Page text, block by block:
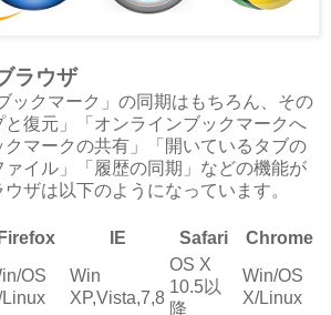
ラウザ
ックマーク」の同期はもちろん、その
復元」「オンラインブックマークへ
マークの共有」「開いているタブの
ァイル」「履歴の同期」などの機能が
ザは以下のようになっています。
Firefox IE Safari Chrome
OS
Win
XP,Vista,7,8
OS X
10.5以
降
Win/OS
X/Linux